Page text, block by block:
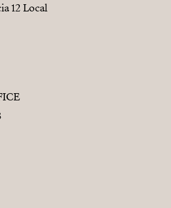
12 Local